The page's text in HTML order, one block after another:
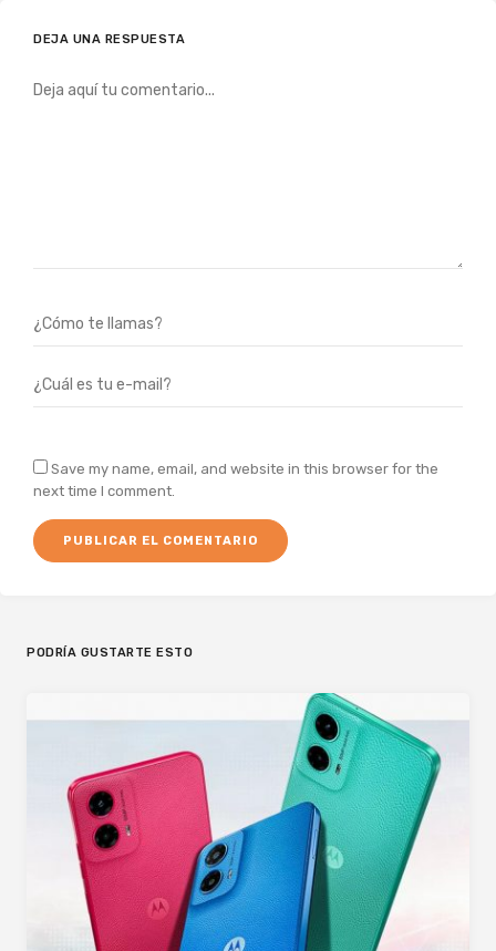
DEJA UNA RESPUESTA
Save my name, email, and website in this browser for the
next time I comment.
PODRÍA GUSTARTE ESTO